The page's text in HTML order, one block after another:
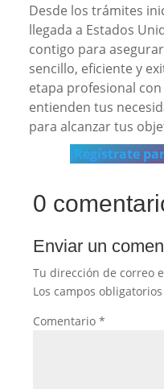
Desde los trámites
llegada a Estados
contigo para
sencillo, eficiente y
etapa profesional
entienden tus
para alcanzar tus
¡Regístrate
0
Enviar un
Tu dirección de correo
Los campos
Comentario*